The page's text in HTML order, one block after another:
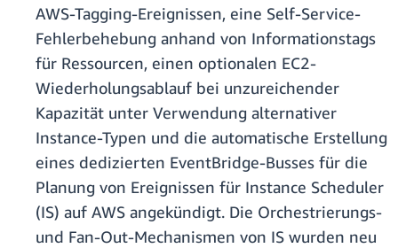
AWS-Tagging-Ereignissen, eine Self-Service-
Fehlerbehebung anhand von Informationstags
für Ressourcen, einen optionalen EC2-
Wiederholungsablauf bei unzureichender
Kapazität unter Verwendung alternativer
Instance-Typen und die automatische Erstellung
eines dedizierten EventBridge-Busses für die
Planung von Ereignissen für Instance Scheduler
(IS) auf AWS angekündigt. Die Orchestrierungs-
und Fan-Out-Mechanismen von IS wurden neu